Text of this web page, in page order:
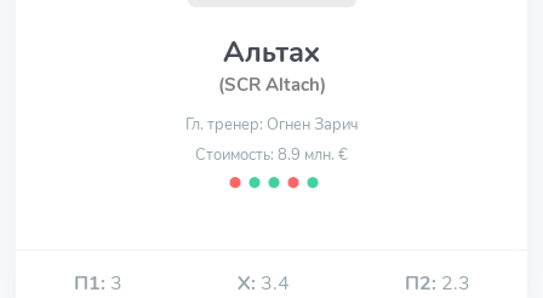
Альтах
(SCR Altach)
Гл. тренер: Огнен Зарич
Стоимость: 8.9 млн. €
⬤ ⬤ ⬤ ⬤ ⬤
П1: 3 Х: 3.4 П2: 2.3